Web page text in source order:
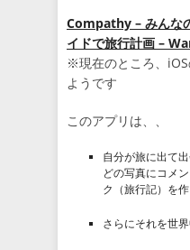
Compathy – みんな
イドで旅行計画 –
※現在のところ、
ようです
このアプリは、、
自分が旅に出て
どの写真にコメ
ク（旅行記）を
さらにそれを世